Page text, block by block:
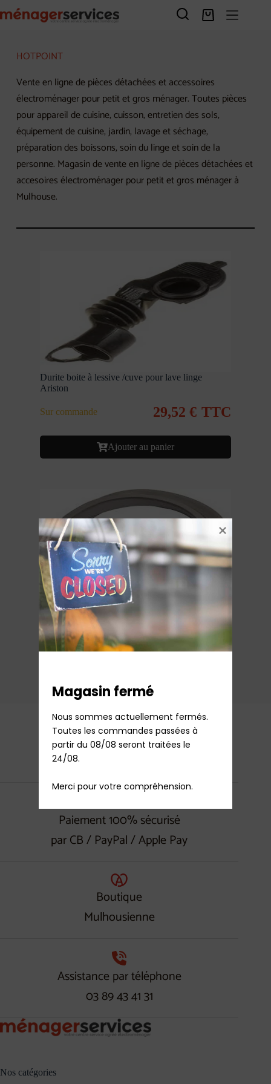
au
Panier
HOTPOINT
Vente en ligne de pièces détachées et accessoires
électroménager pour petit et gros ménager. Toutes pièces
pour appareil de cuisine, cuisson, entretien des sols,
équipement de cuisine, jardin, lavage et séchage,
préparation des boissons, soin du linge et soin de la
personne. Magasin de vente en ligne de pièces détachées et
accesoires électroménager pour petit et gros ménager à
Mulhouse.
Durite boite à lessive /cuve pour lave linge
Ariston
Sur commande 29,52 € TTC
Ajouter au panier
Joint de hublot lave linge Hotpoint Ariston
Sur commande 54,96€ TTC
Mise à jour du stock
Paiement 100% sécurisé
par CB / PayPal / Apple Pay
Boutique
Mulhousienne
Assistance par téléphone
03 89 43 41 31
Nos catégories
Magasin fermé
Nous sommes actuellement fermés.
Toutes les commandes passées à
partir du 08/08 seront traitées le
24/08.
Merci pour votre compréhension.